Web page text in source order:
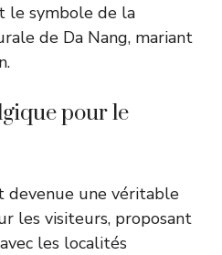
le symbole de la
de Da Nang, mariant
pour le
devenue une véritable
les visiteurs, proposant
les localités